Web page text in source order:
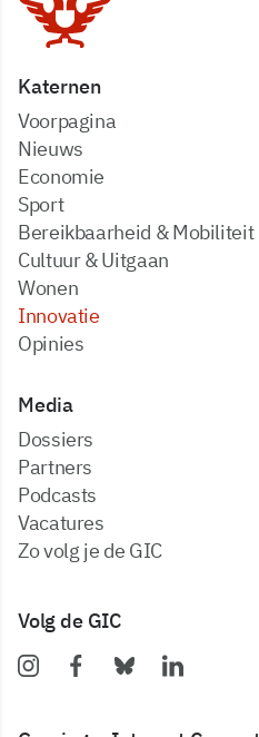
Katernen
Voorpagina
Nieuws
Economie
Sport
Bereikbaarheid & Mobiliteit
Cultuur & Uitgaan
Wonen
Innovatie
Opinies
Media
dossiers
partners
podcasts
vacatures
zo volg je de GIC
Volg de GIC